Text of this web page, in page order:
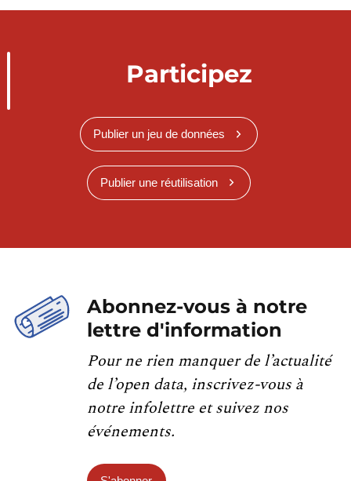
Participez
Publier un jeu de données
Publier une réutilisation
Abonnez-vous à notre
lettre d'information
Pour ne rien manquer de l’actualité
de l’open data, inscrivez-vous à
notre infolettre et suivez nos
événements.